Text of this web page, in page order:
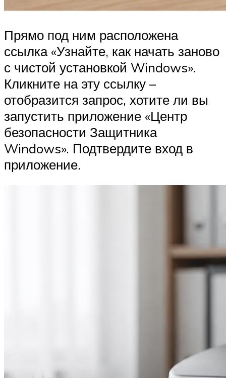
Прямо под ним расположена
ссылка «Узнайте, как начать заново
с чистой установкой Windows».
Кликните на эту ссылку –
отобразится запрос, хотите ли вы
запустить приложение «Центр
безопасности Защитника
Windows». Подтвердите вход в
приложение.